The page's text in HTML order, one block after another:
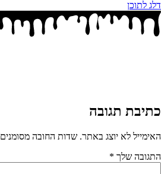
דלג לתוכן
כתיבת תגובה
האימייל לא יוצג באתר. שדות החובה מסומנים
התגובה שלך *